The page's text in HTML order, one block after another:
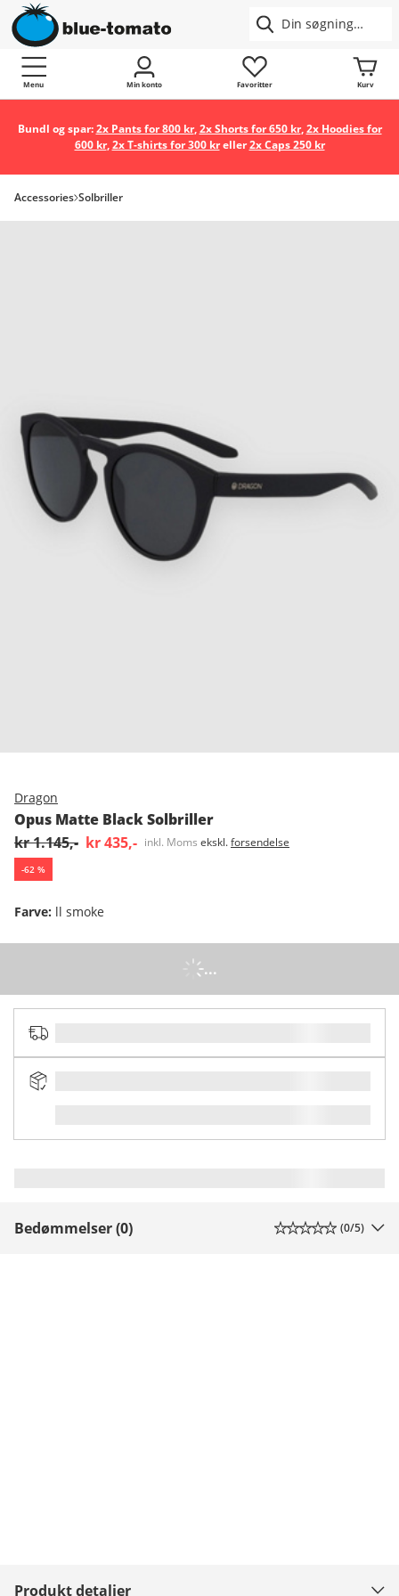
Menu Min konto Favoritter Kurv
Bundl og spar:2x Pants for 800 kr,2x Shorts for 650 kr,2x Hoodies for
600 kr,2x T-shirts for 300 kreller2x Caps 250 kr
Accessories Solbriller
Dragon
Opus Matte Black Solbriller
kr 1.145,- kr 435,- inkl. Moms ekskl.forsendelse
-62 %
Farve: ll smoke
...
Bedømmelser (0) (0/5)
Produkt detaljer